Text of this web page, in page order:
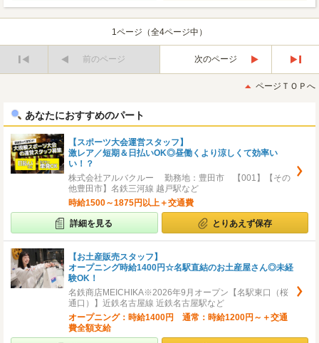
1ページ（全4ページ中）
前のページ
次のページ
後
ページＴＯＰへ
あなたにおすすめのパート
【スポーツ大会運営スタッフ】
激レア／短期＆日払いOK◎昼働くより涼しくて効率い
い！？
株式会社アルバクルー 勤務地：豊田市 【001】【その
他豊田市】名鉄三河線 越戸駅など
時給1500～1875円以上＋交通費
詳細を見る とりあえず保存
【お土産販売スタッフ】
オープニング時給1400円☆名駅直結のお土産屋さん◎未経
験OK！
名鉄商店MEICHIKA※2026年9月オープン【名駅東口（桜
通口）】近鉄名古屋線 近鉄名古屋駅など
オープニング：時給1400円 通常：時給1200円～＋交通
費全額支給